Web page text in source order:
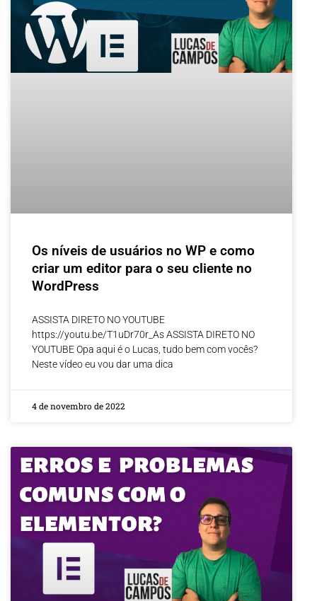
Os níveis de usuários no WP e como
criar um editor para o seu cliente no
WordPress
ASSISTA DIRETO NO YOUTUBE
https://youtu.be/T1uDr70r_As ASSISTA DIRETO NO
YOUTUBE Opa aqui é o Lucas, tudo bem com vocês?
Neste vídeo eu vou dar uma dica
4 de novembro de 2022